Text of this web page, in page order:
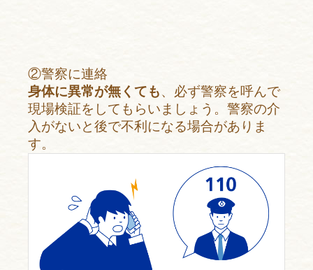
②警察に連絡
身体に異常が無くても、必ず警察を呼んで
現場検証をしてもらいましょう。警察の介
入がないと後で不利になる場合がありま
す。